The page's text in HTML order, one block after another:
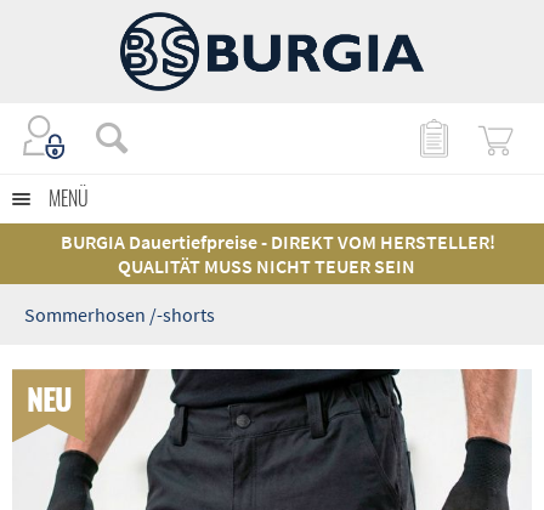
MENÜ
BURGIA Dauertiefpreise - DIREKT VOM HERSTELLER!
QUALITÄT MUSS NICHT TEUER SEIN
Sommerhosen /-shorts
NEU